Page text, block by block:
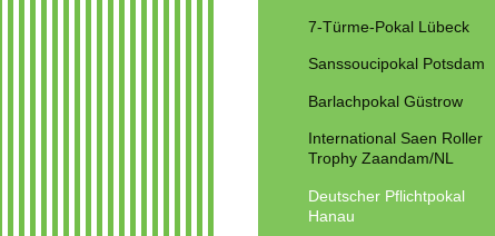
7-Türme-Pokal Lübeck
Sanssoucipokal Potsdam
Barlachpokal Güstrow
International Saen Roller
Trophy Zaandam/NL
Deutscher Pflichtpokal
Hanau